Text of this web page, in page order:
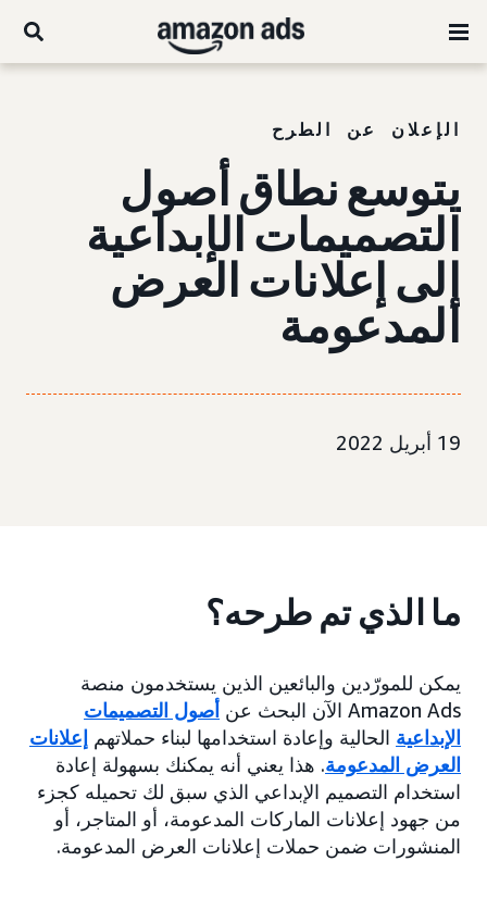
الإعلان عن الطرح
يتوسع نطاق أصول
التصميمات الإبداعية
إلى إعلانات العرض
المدعومة
19 أبريل 2022
ما الذي تم طرحه؟
يمكن للمورّدين والبائعين الذين يستخدمون منصة
Amazon Ads الآن البحث عن
أصول التصميمات
الإبداعية الحالية وإعادة استخدامها لبناء حملاتهم إعلانات
العرض المدعومة. هذا يعني أنه يمكنك بسهولة إعادة
استخدام التصميم الإبداعي الذي سبق لك تحميله كجزء
من جهود إعلانات الماركات المدعومة، أو المتاجر، أو
المنشورات ضمن حملات إعلانات العرض المدعومة.